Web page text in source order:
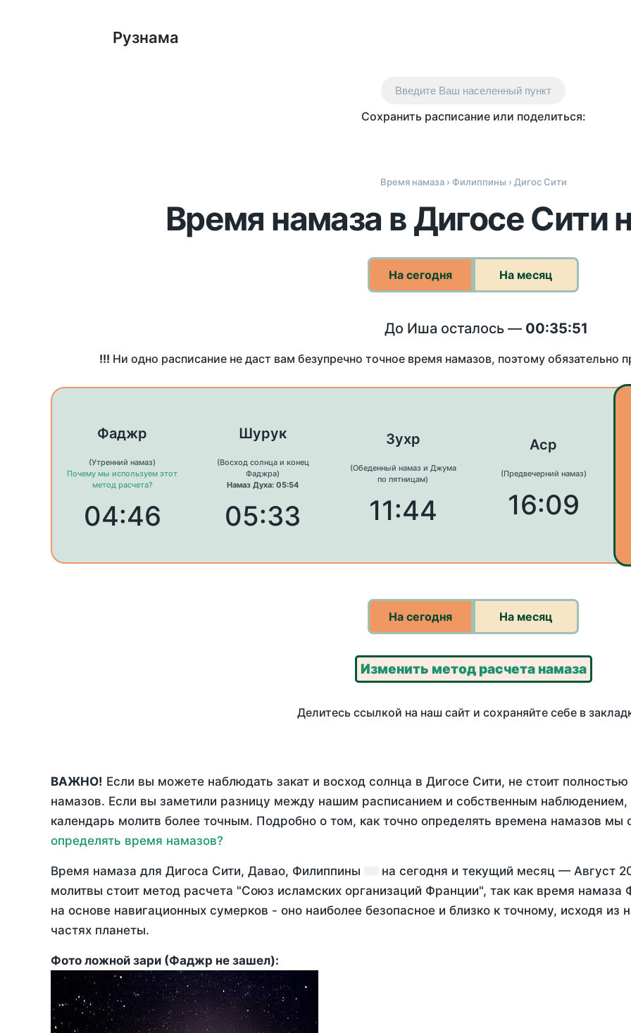
Рузнама
Введите Ваш населенный пункт
Сохранить расписание или поделиться:
Время намаза› Филиппины › Дигос Сити
Время намаза в Дигосе Сити
На сегодня На месяц
До Иша осталось — 00:35:51
!!! Ни одно расписание не даст вам безупречно точное время намазов, поэтому обязательно
Фаджр
(Утренний намаз)
Почему мы используем этот
метод расчета?
04:46
Шурук
(Восход солнца и конец
Фаджра)
Намаз Духа: 05:54
05:33
Зухр
(Обеденный намаз и Джума
по пятницам)
11:44
Аср
(Предвечерний намаз)
16:09
На сегодня На месяц
Изменить метод расчета намаза
Делитесь ссылкой на наш сайт и сохраняйте себе в
ВАЖНО! Если вы можете наблюдать закат и восход солнца в Дигосе Сити, не стоит
намазов. Если вы заметили разницу между нашим расписанием и собственным
календарь молитв более точным. Подробно о том, как точно определять времена намазов мы
определять время намазов?
Время намаза для Дигоса Сити, Давао, Филиппины на сегодня и текущий месяц — Август
молитвы стоит метод расчета "Союз исламских организаций Франции", так как время
на основе навигационных сумерков - оно наиболее безопасное и близко к точному, исходя
частях планеты.
Фото ложной зари (Фаджр не зашел):